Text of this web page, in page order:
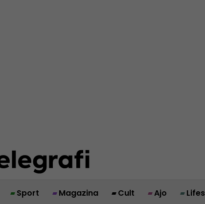
Sport Magazina Cult Ajo